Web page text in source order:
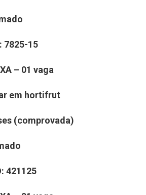
7825-15
– 01 vaga
em hortifrut
(comprovada)
o
421125